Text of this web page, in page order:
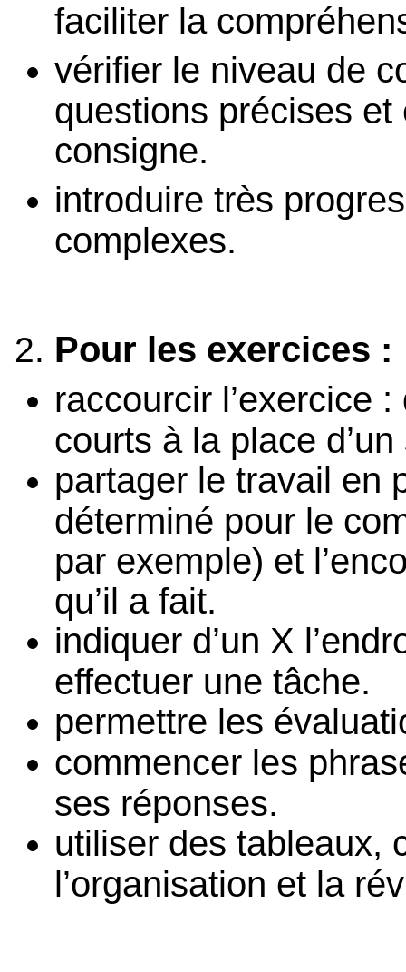
faciliter la
vérifier le niveau de
questions précises
consigne.
introduire très
complexes.
Pour les exercices :
raccourcir l’exercice
courts à la place
partager le travail en
déterminé pour le
par exemple) et
qu’il a fait.
indiquer d’un X
effectuer une tâche.
permettre les
commencer les
ses réponses.
utiliser des tableaux,
l’organisation et la